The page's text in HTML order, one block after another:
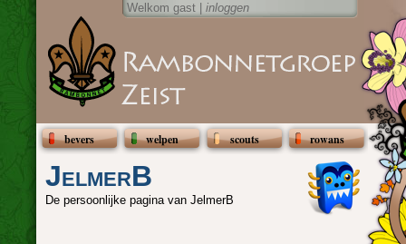
Welkom gast | inloggen
bevers welpen scouts rowans
JelmerB
De persoonlijke pagina van JelmerB